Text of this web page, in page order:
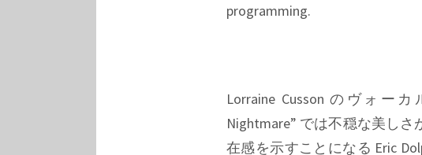
programming.
Lorraine Cusson のヴォー
Nightmare” では不穏な美し
在感を示すことになる Eric